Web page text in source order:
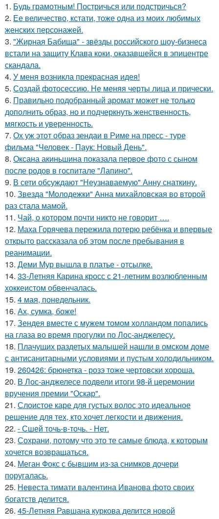
1. Будь грамотным! Постричься или подстричься?
2. Ее величество, кстати, тоже одна из моих любимых
женских персонажей.
3. "Жирная Бабища" - звёзды российского шоу-бизнеса
встали на защиту Клава коки, оказавшейся в эпицентре
скандала.
4. У меня возникла прекрасная идея!
5. Создай фотосессию. Не меняя черты лица и прически.
6. Правильно подобранный аромат может не только
дополнить образ, но и подчеркнуть женственность,
мягкость и уверенность.
7. Ох уж этот образ зендаи в Риме на пресс - туре
фильма "Человек - Паук: Новый День".
8. Оксана акиньшина показала первое фото с сыном
после родов в госпитале "Лапино".
9. В сети обсуждают "Неузнаваемую" Анну снаткину.
10. Звезда "Молодежки" Анна михайловская во второй
раз стала мамой.
11. Чай, о котором почти никто не говорит ….
12. Маха Горячева пережила потерю ребёнка и впервые
открыто рассказала об этом после пребывания в
реанимации.
13. Деми Мур вышла в платье - отсылке.
14. 33-Летняя Карина кросс с 21-летним возлюбленным
хоккеистом обвенчалась.
15. 4 мая, понедельник.
16. Ах, сумка, боже!
17. Зендея вместе с мужем томом холландом попались
на глаза во время прогулки по Лос-анджелесу.
18. Плачущих раздетых малышей нашли в омском доме
с антисанитарными условиями и пустым холодильником.
19. 260426: брюнетка - розэ тоже чертовски хороша.
20. В Лос-анджелесе подвели итоги 98-й церемонии
вручения премии "Оскар".
21. Слоистое каре для густых волос это идеальное
решение для тех, кто хочет легкости и движения.
22. - Сшей точь-в-точь. - Нет.
23. Сохрани, потому что это те самые блюда, к которым
хочется возвращаться.
24. Меган Фокс с бывшим из-за снимков дочери
поругалась.
25. Невеста тимати валентина Иванова фото своих
богатств делится.
26. 45-Летняя Равшана куркова делится новой